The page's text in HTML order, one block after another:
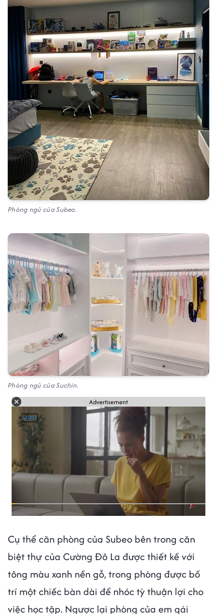
Phòng ngủ của Subeo.
Phòng ngủ của Suchin.
Advertisement
Cụ thể căn phòng của Subeo bên trong căn
biệt thự của Cường Đô La được thiết kế với
tông màu xanh nền gỗ, trong phòng được bố
trí một chiếc bàn dài để nhóc tỳ thuận lợi cho
việc học tập. Ngược lại phòng của em gái